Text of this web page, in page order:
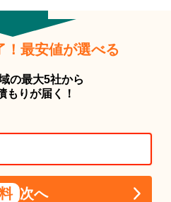
！最安値が選べる
の最大5社から
もりが届く！
次へ